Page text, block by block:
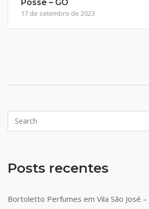
Posse – GO
17 de setembro de 2023
Posts recentes
Bortoletto Perfumes em Vila São José –